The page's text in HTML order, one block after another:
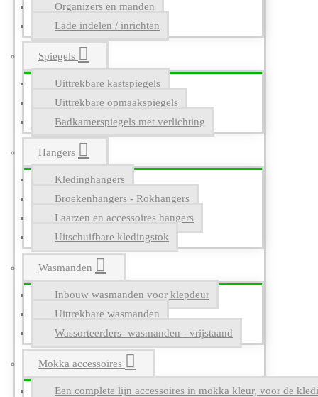
Organizers en manden
Lade indelen / inrichten
Spiegels
Uittrekbare kastspiegels
Uittrekbare opmaakspiegels
Badkamerspiegels met verlichting
Hangers
Kledinghangers
Broekenhangers - Rokhangers
Laarzen en accessoires hangers
Uitschuifbare kledingstok
Wasmanden
Inbouw wasmanden voor klepdeur
Uittrekbare wasmanden
Wassorteerders- wasmanden - vrijstaand
Mokka accessoires
Een complete lijn accessoires in mokka kleur, voor de